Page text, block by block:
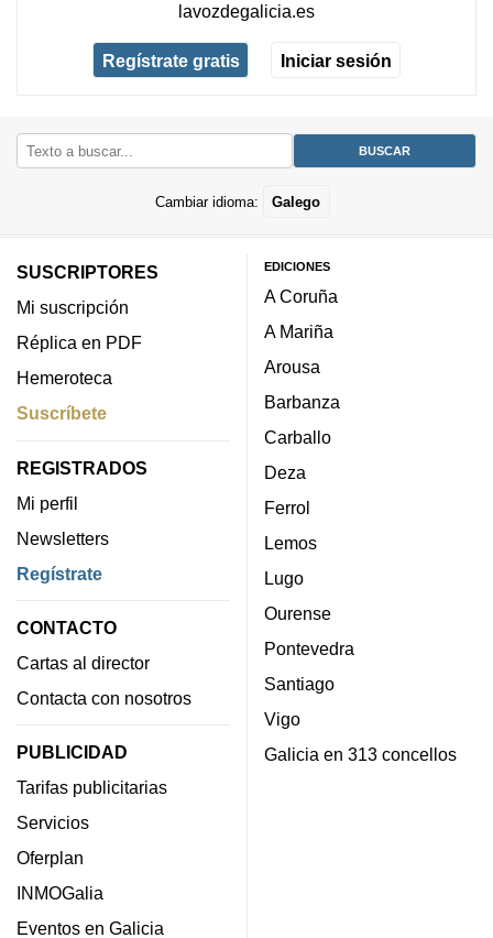
lavozdegalicia.es
Regístrate gratis Iniciar sesión
Cambiar idioma: Galego
SUSCRIPTORES
Mi suscripción
Réplica en PDF
Hemeroteca
Suscríbete
REGISTRADOS
Mi perfil
Newsletters
Regístrate
CONTACTO
Cartas al director
Contacta con nosotros
PUBLICIDAD
Tarifas publicitarias
Servicios
Oferplan
INMOGalia
Eventos en Galicia
EDICIONES
A Coruña
A Mariña
Arousa
Barbanza
Carballo
Deza
Ferrol
Lemos
Lugo
Ourense
Pontevedra
Santiago
Vigo
Galicia en 313 concellos